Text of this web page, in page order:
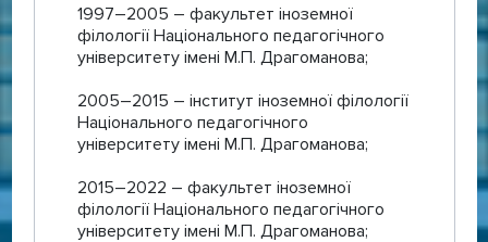
1997–2005 – факультет іноземної
філології Національного педагогічного
університету імені М.П. Драгоманова;
2005–2015 – інститут іноземної філології
Національного педагогічного
університету імені М.П. Драгоманова;
2015–2022 – факультет іноземної
філології Національного педагогічного
університету імені М.П. Драгоманова;